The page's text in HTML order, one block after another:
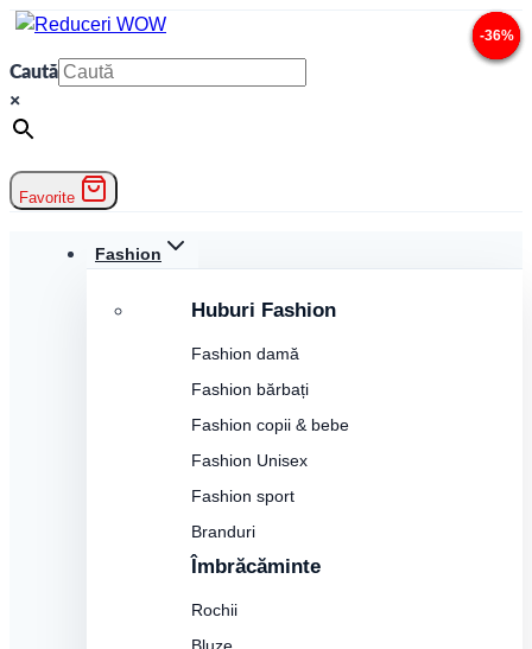
Skip
content
Caută
×
Favorite
Fashion
Huburi Fashion
Fashion damă
Fashion bărbați
Fashion copii & bebe
Fashion Unisex
Fashion sport
Branduri
Îmbrăcăminte
Rochii
-36%
-36%
-36%
-36%